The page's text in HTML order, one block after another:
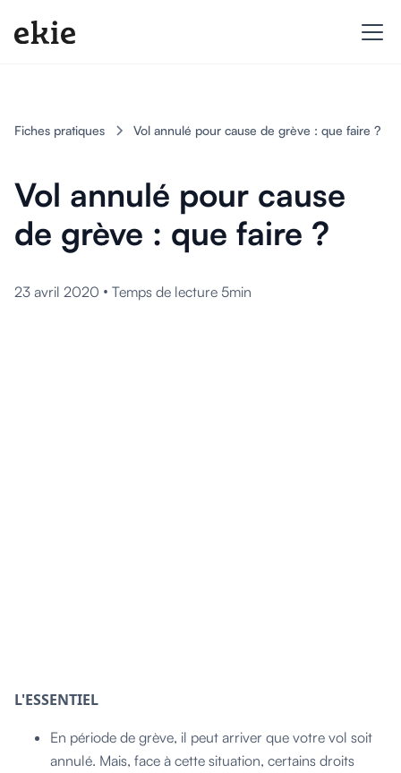
Fiches pratiques Vol annulé pour cause de grève : que faire ?
Vol annulé pour cause
de grève : que faire ?
23 avril 2020 • Temps de lecture 5min
L'ESSENTIEL
En période de grève, il peut arriver que votre vol soit
annulé. Mais, face à cette situation, certains droits